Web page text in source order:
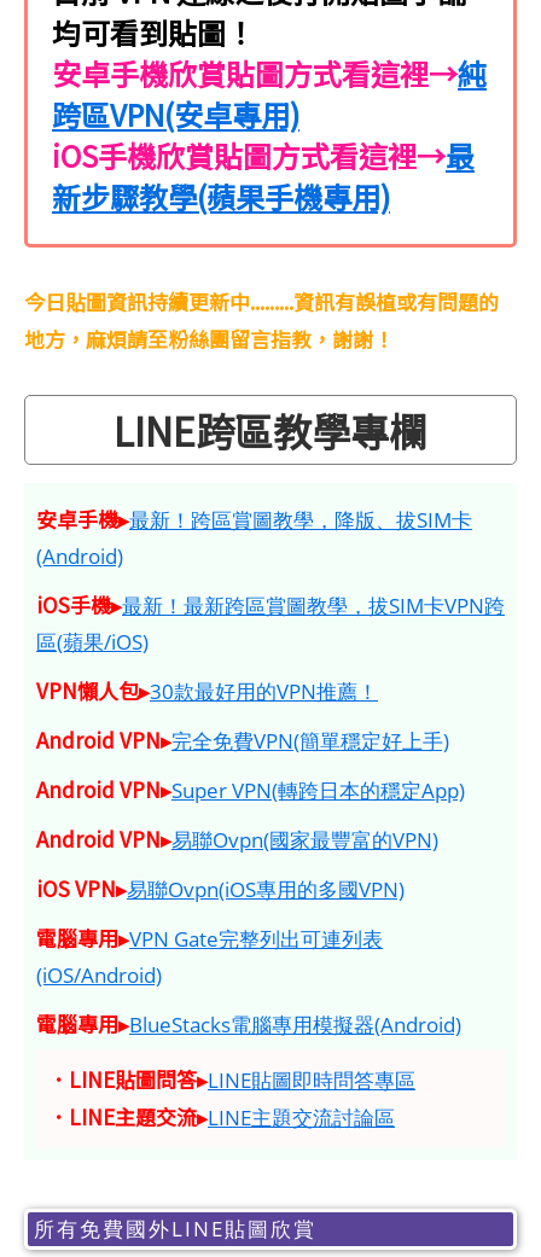
均可看到貼圖！
安卓手機欣賞貼圖方式看這裡→純
跨區VPN(安卓專用)
iOS手機欣賞貼圖方式看這裡→最
新步驟教學(蘋果手機專用)
今日貼圖資訊持續更新中.........資訊有誤植或有問題的
地方，麻煩請至粉絲團留言指教，謝謝！
LINE跨區教學專欄
安卓手機▸最新！跨區賞圖教學，降版、拔SIM卡
(Android)
iOS手機▸最新！最新跨區賞圖教學，拔SIM卡VPN跨
區(蘋果/iOS)
VPN懶人包▸30款最好用的VPN推薦！
Android VPN▸完全免費VPN(簡單穩定好上手)
Android VPN▸Super VPN(轉跨日本的穩定App)
Android VPN▸易聯Ovpn(國家最豐富的VPN)
iOS VPN▸易聯Ovpn(iOS專用的多國VPN)
電腦專用▸VPN Gate完整列出可連列表
(iOS/Android)
電腦專用▸BlueStacks電腦專用模擬器(Android)
．LINE貼圖問答▸LINE貼圖即時問答專區
．LINE主題交流▸LINE主題交流討論區
所有免費國外LINE貼圖欣賞